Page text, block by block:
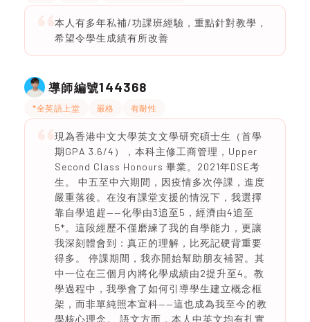
本人有多年私補/功課班經驗，重點針對教學，
希望令學生成績有所改善
導師編號144368
*全英語上堂 嚴格 有耐性
現為香港中文大學英文文學研究碩士生（首學
期GPA 3.6/4），本科主修工商管理，Upper
Second Class Honours 畢業。2021年DSE考
生。 中五至中六期間，因疫情多次停課，進度
嚴重落後。在沒有課堂支援的情況下，我選擇
靠自學追趕——化學由3追至5，經濟由4追至
5*。這段經歷不僅磨練了我的自學能力，更讓
我深刻體會到：真正的理解，比死記硬背重要
得多。 停課期間，我亦開始幫助朋友補習。其
中一位在三個月內將化學成績由2提升至4。教
學過程中，我學會了如何引導學生建立概念框
架，而非單純照本宣科——這也成為我至今的教
學核心理念。 語文方面，本人中英文均有扎實